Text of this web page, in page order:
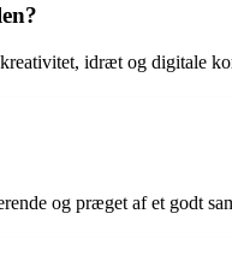
idræt og digitale
og præget af et godt